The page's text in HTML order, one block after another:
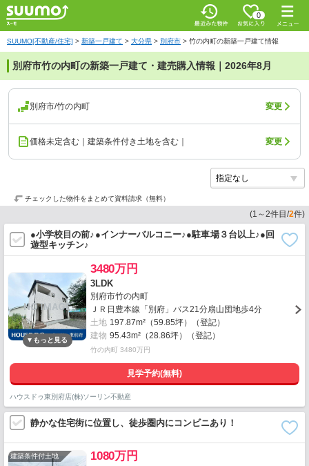
0
SUUMO[不動産/住宅] > 新築一戸建て > 大分県 > 別府市 > 竹の内町の新築一戸建て情報
別府市竹の内町の新築一戸建て・建売購入情報｜2026年8月
別府市/竹の内町 変更
価格未定含む｜建築条件付き土地を含む｜ 変更
チェックした物件をまとめて資料請求（無料）
(1 ～2件目/2件)
●小学校目の前♪●インナーバルコニー♪●駐車場３台以上♪●回
遊型キッチン♪
3480万円
3LDK
別府市竹の内町
ＪＲ日豊本線「別府」バス21分扇山団地歩4分
土地 197.87m²（59.85坪）（登記）
建物 95.43m²（28.86坪）（登記）
竹の内町 3480万円
見学予約(無料)
ハウスドゥ東別府店(株)ソーリン不動産
静かな住宅街に位置し、徒歩圏内にコンビニあり！
建築条件付土地 1080万円